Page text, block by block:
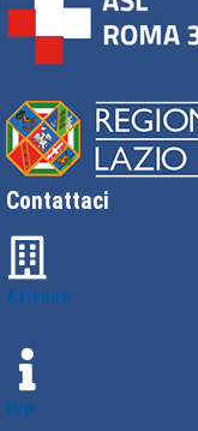
Contattaci
Azienda
Urp